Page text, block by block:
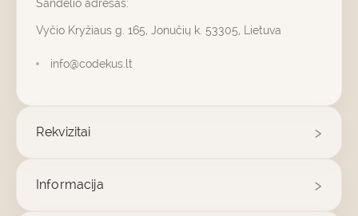
Sandėlio adresas:
Vyčio Kryžiaus g. 165, Jonučių k. 53305, Lietuva
info@codekus.lt
Rekvizitai
Informacija